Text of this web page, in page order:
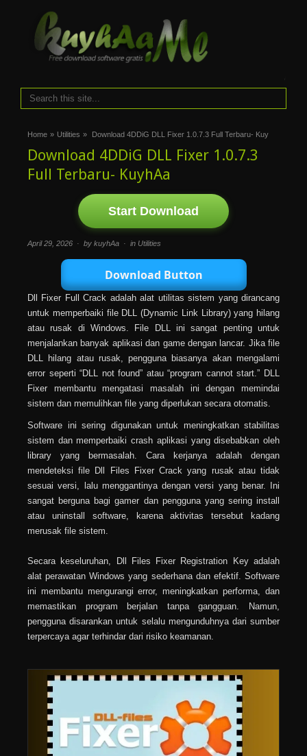
Home » Utilities » Download 4DDiG DLL Fixer 1.0.7.3 Full Terbaru- Kuy
Download 4DDiG DLL Fixer 1.0.7.3
Full Terbaru- KuyhAa
Start Download
April 29, 2026 · by kuyhAa · in Utilities
Download Button
Dll Fixer Full Crack adalah alat utilitas sistem yang dirancang
untuk memperbaiki file DLL (Dynamic Link Library) yang hilang
atau rusak di Windows. File DLL ini sangat penting untuk
menjalankan banyak aplikasi dan game dengan lancar. Jika file
DLL hilang atau rusak, pengguna biasanya akan mengalami
error seperti “DLL not found” atau “program cannot start.” DLL
Fixer membantu mengatasi masalah ini dengan memindai
sistem dan memulihkan file yang diperlukan secara otomatis.
Software ini sering digunakan untuk meningkatkan stabilitas
sistem dan memperbaiki crash aplikasi yang disebabkan oleh
library yang bermasalah. Cara kerjanya adalah dengan
mendeteksi file Dll Files Fixer Crack yang rusak atau tidak
sesuai versi, lalu menggantinya dengan versi yang benar. Ini
sangat berguna bagi gamer dan pengguna yang sering install
atau uninstall software, karena aktivitas tersebut kadang
merusak file sistem.
Secara keseluruhan, Dll Files Fixer Registration Key adalah
alat perawatan Windows yang sederhana dan efektif. Software
ini membantu mengurangi error, meningkatkan performa, dan
memastikan program berjalan tanpa gangguan. Namun,
pengguna disarankan untuk selalu mengunduhnya dari sumber
terpercaya agar terhindar dari risiko keamanan.